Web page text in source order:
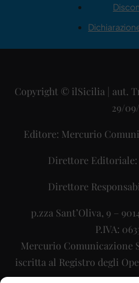
Copyright © ilSicilia | aut.
29/
Editore: Mercurio
Direttore
Direttore
p.zza Sant’Oliva, 9 –
P.IVA:
Mercurio Comunicazione
iscritta al Registro degli